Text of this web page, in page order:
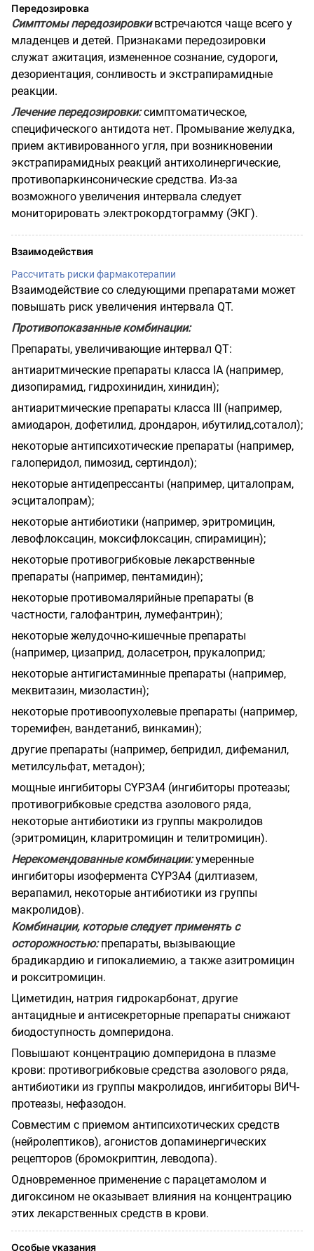
Передозировка
Симптомы передозировкивстречаются чаще всего у
младенцев и детей. Признаками передозировки
служат ажитация, измененное сознание, судороги,
дезориентация, сонливость и экстрапирамидные
реакции.
Лечение передозировки:симптоматическое,
специфического антидота нет. Промывание желудка,
прием активированного угля, при возникновении
экстрапирамидных реакций антихолинергические,
противопаркинсонические средства. Из-за
возможного увеличения интервала следует
мониторировать электрокордтограмму (ЭКГ).
Взаимодействия
Рассчитать риски фармакотерапии
Взаимодействие со следующими препаратами может
повышать риск увеличения интервала QT.
Противопоказанные комбинации:
Препараты, увеличивающие интервал QT:
антиаритмические препараты класса IА (например,
дизопирамид, гидрохинидин, хинидин);
антиаритмические препараты класса III (например,
амиодарон, дофетилид, дрондарон, ибутилид,соталол);
некоторые антипсихотические препараты (например,
галоперидол, пимозид, сертиндол);
некоторые антидепрессанты (например, циталопрам,
эсциталопрам);
некоторые антибиотики (например, эритромицин,
левофлоксацин, моксифлоксацин, спирамицин);
некоторые противогрибковые лекарственные
препараты (например, пентамидин);
некоторые противомалярийные препараты (в
частности, галофантрин, лумефантрин);
некоторые желудочно-кишечные препараты
(например, цизаприд, доласетрон, прукалоприд;
некоторые антигистаминные препараты (например,
меквитазин, мизоластин);
некоторые противоопухолевые препараты (например,
торемифен, вандетаниб, винкамин);
другие препараты (например, бепридил, дифеманил,
метилсульфат, метадон);
мощные ингибиторы СYРЗА4 (ингибиторы протеазы;
противогрибковые средства азолового ряда,
некоторые антибиотики из группы макролидов
(эритромицин, кларитромицин и телитромицин).
Нерекомендованные комбинации:умеренные
ингибиторы изофермента СYР3А4 (дилтиазем,
верапамил, некоторые антибиотики из группы
макролидов).
Комбинации, которые следует применять с
осторожностью:препараты, вызывающие
брадикардию и гипокалиемию, а также азитромицин
и рокситромицин.
Циметидин, натрия гидрокарбонат, другие
антацидные и антисекреторные препараты снижают
биодоступность домперидона.
Повышают концентрацию домперидона в плазме
крови: противогрибковые средства азолового ряда,
антибиотики из группы макролидов, ингибиторы ВИЧ-
протеазы, нефазодон.
Совместим с приемом антипсихотических средств
(нейролептиков), агонистов допаминергических
рецепторов (бромокриптин, леводопа).
Одновременное применение с парацетамолом и
дигоксином не оказывает влияния на концентрацию
этих лекарственных средств в крови.
Особые указания